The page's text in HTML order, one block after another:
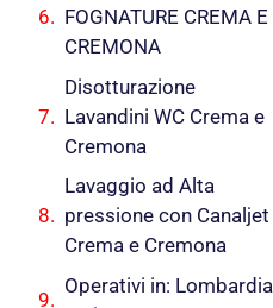
FOGNATURE CREMA E
CREMONA
Disotturazione
Lavandini WC Crema e
Cremona
Lavaggio ad Alta
pressione con Canaljet
Crema e Cremona
Operativi in: Lombardia